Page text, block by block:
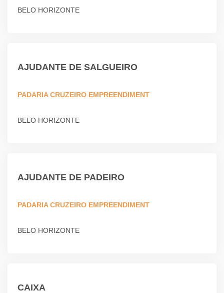
BELO HORIZONTE
AJUDANTE DE SALGUEIRO
PADARIA CRUZEIRO EMPREENDIMENT
BELO HORIZONTE
AJUDANTE DE PADEIRO
PADARIA CRUZEIRO EMPREENDIMENT
BELO HORIZONTE
CAIXA